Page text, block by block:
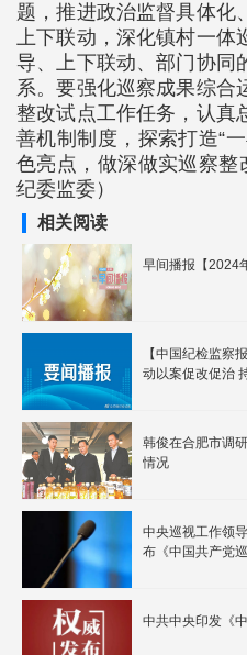
题，推进政治监督具体化
上下联动，深化镇村一体
导、上下联动、部门协同
系。要强化巡察成果综合
整改试点工作任务，认真
善机制制度，探索打造“
色亮点，做深做实巡察整
纪委监委）
相关阅读
早间播报【2024
【中国纪检监察
动以案促改促治
韩俊在合肥市调
情况
中央巡视工作领
布《中国共产党
中共中央印发《